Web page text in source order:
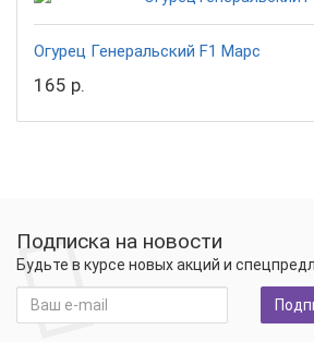
Огурец Генеральский F1 Марс
165 р.
Подписка на новости
Будьте в курсе новых акций и